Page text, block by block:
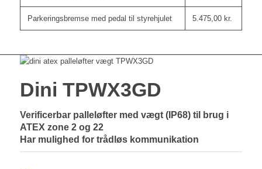
Parkeringsbremse med pedal til styrehjulet 5.475,00 kr.
Dini TPWX3GD
Verificerbar palleløfter med vægt (IP68) til brug i
ATEX zone 2 og 22
Har mulighed for trådløs kommunikation